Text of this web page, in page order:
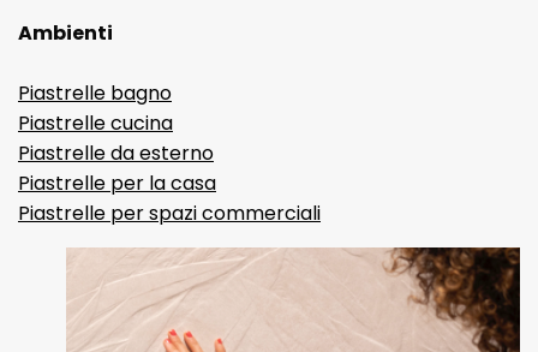
Ambienti
Piastrelle bagno
Piastrelle cucina
Piastrelle da esterno
Piastrelle per la casa
Piastrelle per spazi commerciali